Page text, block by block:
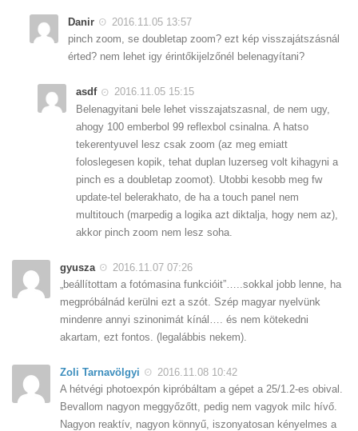
Danir
2016.11.05 13:57
pinch zoom, se doubletap zoom? ezt kép visszajátszásnál
érted? nem lehet igy érintőkijelzőnél belenagyítani?
asdf
2016.11.05 15:15
Belenagyitani bele lehet visszajatszasnal, de nem ugy,
ahogy 100 emberbol 99 reflexbol csinalna. A hatso
tekerentyuvel lesz csak zoom (az meg emiatt
foloslegesen kopik, tehat duplan luzerseg volt kihagyni a
pinch es a doubletap zoomot). Utobbi kesobb meg fw
update-tel belerakhato, de ha a touch panel nem
multitouch (marpedig a logika azt diktalja, hogy nem az),
akkor pinch zoom nem lesz soha.
gyusza
2016.11.07 07:26
„beállítottam a fotómasina funkcióit”…..sokkal jobb lenne, ha
megpróbálnád kerülni ezt a szót. Szép magyar nyelvünk
mindenre annyi szinonimát kínál…. és nem kötekedni
akartam, ezt fontos. (legalábbis nekem).
Zoli Tarnavölgyi
2016.11.08 10:42
A hétvégi photoexpón kipróbáltam a gépet a 25/1.2-es obival.
Bevallom nagyon meggyőzőtt, pedig nem vagyok milc hívő.
Nagyon reaktív, nagyon könnyű, iszonyatosan kényelmes a